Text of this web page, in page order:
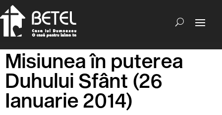
Misiunea în puterea
Duhului Sfânt (26
Ianuarie 2014)